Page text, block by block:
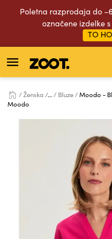
Poletna razprodaja do
označene izdelke
TO
Ženska ... Bluze
Moodo -
Moodo